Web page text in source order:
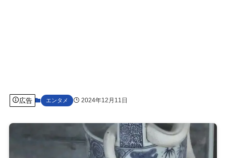
広告 エンタメ 2024年12月11日